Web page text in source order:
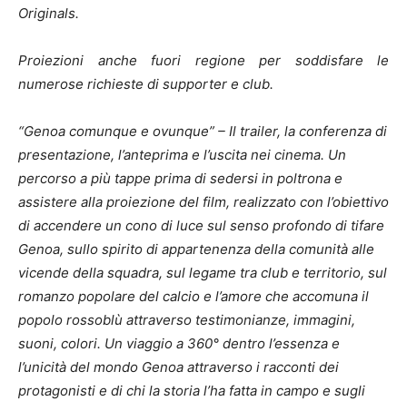
Originals.
Proiezioni anche fuori regione per soddisfare le
numerose richieste di supporter e club.
“Genoa comunque e ovunque” – Il trailer, la conferenza di
presentazione, l’anteprima e l’uscita nei cinema. Un
percorso a più tappe prima di sedersi in poltrona e
assistere alla proiezione del film, realizzato con l’obiettivo
di accendere un cono di luce sul senso profondo di tifare
Genoa, sullo spirito di appartenenza della comunità alle
vicende della squadra, sul legame tra club e territorio, sul
romanzo popolare del calcio e l’amore che accomuna il
popolo rossoblù attraverso testimonianze, immagini,
suoni, colori. Un viaggio a 360° dentro l’essenza e
l’unicità del mondo Genoa attraverso i racconti dei
protagonisti e di chi la storia l’ha fatta in campo e sugli